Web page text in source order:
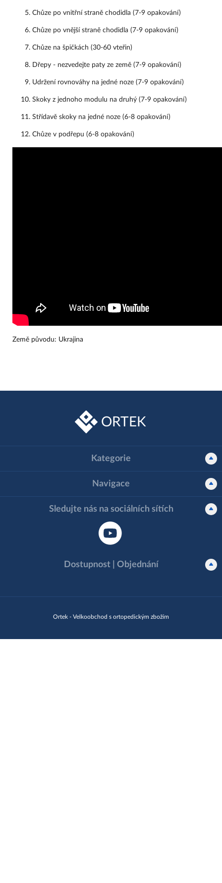
Chůze po vnitřní straně chodidla (7-9 opakování)
Chůze po vnější straně chodidla (7-9 opakování)
Chůze na špičkách (30-60 vteřin)
Dřepy - nezvedejte paty ze země (7-9 opakování)
Udržení rovnováhy na jedné noze (7-9 opakování)
Skoky z jednoho modulu na druhý (7-9 opakování)
Střídavě skoky na jedné noze (6-8 opakování)
Chůze v podřepu (6-8 opakování)
Země původu: Ukrajina
ORTEK
Ortek - Velkoobchod s ortopedickým zbožím
Kategorie
Navigace
Sledujte nás na sociálních sítích
Dostupnost | Objednání